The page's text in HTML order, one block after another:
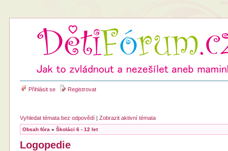
Přihlásit se Registrovat
Vyhledat témata bez odpovědí |Zobrazit aktivní témata
Obsah fóra »Školáci 6 - 12 let
Logopedie